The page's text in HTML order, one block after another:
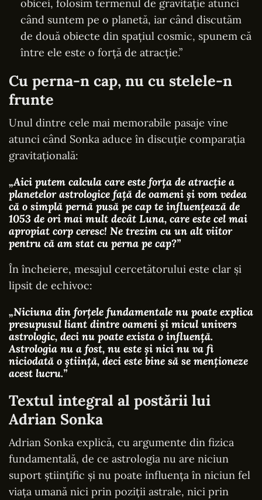
obicei, folosim termenul de gravitație atunci
când suntem pe o planetă, iar când discutăm
de două obiecte din spațiul cosmic, spunem că
între ele este o forță de atracție.”
Cu perna-n cap, nu cu stelele-n
frunte
Unul dintre cele mai memorabile pasaje vine
atunci când Sonka aduce în discuție comparația
gravitațională:
„Aici putem calcula care este forța de atracție a
planetelor astrologice față de oameni și vom vedea
că o simplă pernă pusă pe cap te influențează de
1053 de ori mai mult decât Luna, care este cel mai
apropiat corp ceresc! Ne trezim cu un alt viitor
pentru că am stat cu perna pe cap?”
În încheiere, mesajul cercetătorului este clar și
lipsit de echivoc:
„Niciuna din forțele fundamentale nu poate explica
presupusul liant dintre oameni și micul univers
astrologic, deci nu poate exista o influență.
Astrologia nu a fost, nu este și nici nu va fi
niciodată o știință, deci este bine să se menționeze
acest lucru.”
Textul integral al postării lui
Adrian Sonka
Adrian Sonka explică, cu argumente din fizica
fundamentală, de ce astrologia nu are niciun
suport științific și nu poate influența în niciun fel
viața umană nici prin poziții astrale, nici prin